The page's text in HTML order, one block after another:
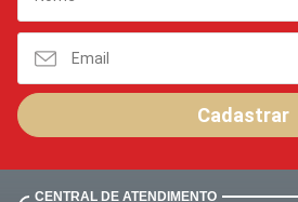
Cadastrar
CENTRAL DE ATENDIMENTO